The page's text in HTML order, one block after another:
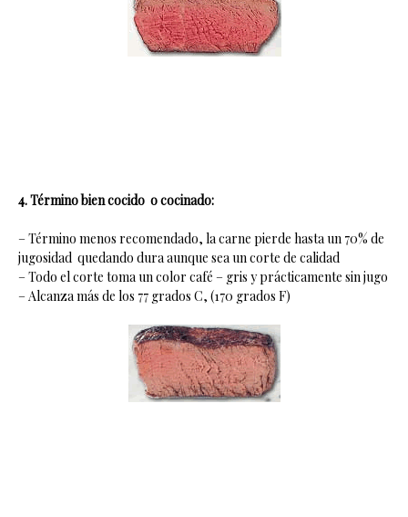
4. Término bien cocido o cocinado:
– Término menos recomendado, la carne pierde hasta un 70% de
jugosidad quedando dura aunque sea un corte de calidad
– Todo el corte toma un color café – gris y prácticamente sin jugo
– Alcanza más de los 77 grados C, (170 grados F)